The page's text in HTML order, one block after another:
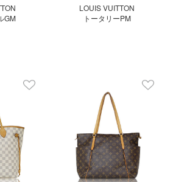
GM
LOUIS VUITTON
トータリーPM